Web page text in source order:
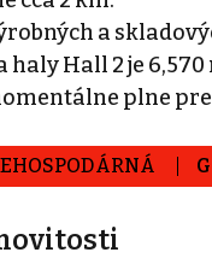
a
haly Hall 2 je 6,570
plne
G